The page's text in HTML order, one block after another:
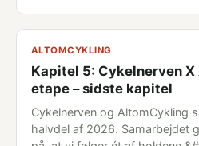
ALTOMCYKLING
Kapitel 5: Cykelnerven X
etape – sidste kapitel
Cykelnerven og AltomCykling
halvdel af 2026. Samarbejdet